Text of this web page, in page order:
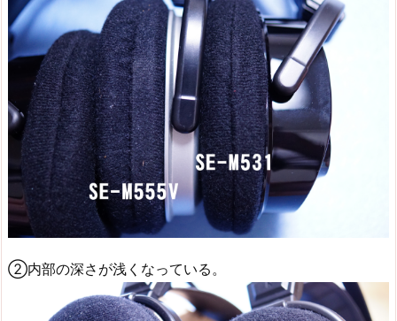
②内部の深さが浅くなっている。